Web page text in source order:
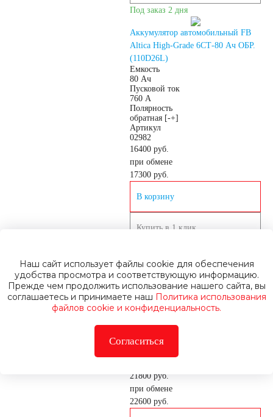
Под заказ 2 дня
Аккумулятор автомобильный FB
Altica High-Grade 6СТ-80 Ач ОБР.
(110D26L)
Емкость
80 Ач
Пусковой ток
760 А
Полярность
обратная [-+]
Артикул
02982
16400 руб.
при обмене
17300 руб.
В корзину
Купить в 1 клик
Аккумулятор автомобильный Exide
Premium EA754 6СТ-75 Ач обр.
Емкость
75 Ач
Пусковой ток
630 А
обратная [-+]
21800 руб.
при обмене
22600 руб.
Наш сайт использует файлы cookie для обеспечения
удобства просмотра и соответствующую информацию.
Прежде чем продолжить использование нашего сайта, вы
соглашаетесь и принимаете наш Политика использования
файлов cookie и конфиденциальность.
Согласиться